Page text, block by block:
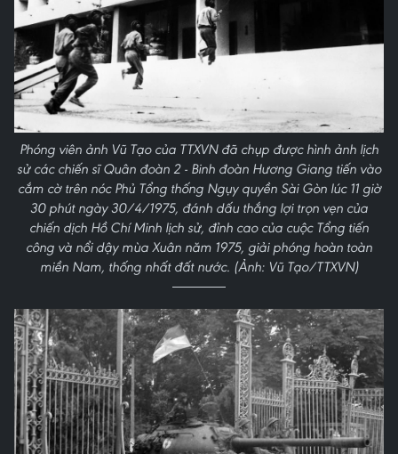
Phóng viên ảnh Vũ Tạo của TTXVN đã chụp được hình ảnh lịch
sử các chiến sĩ Quân đoàn 2 - Binh đoàn Hương Giang tiến vào
cắm cờ trên nóc Phủ Tổng thống Ngụy quyền Sài Gòn lúc 11 giờ
30 phút ngày 30/4/1975, đánh dấu thắng lợi trọn vẹn của
chiến dịch Hồ Chí Minh lịch sử, đỉnh cao của cuộc Tổng tiến
công và nổi dậy mùa Xuân năm 1975, giải phóng hoàn toàn
miền Nam, thống nhất đất nước. (Ảnh: Vũ Tạo/TTXVN)